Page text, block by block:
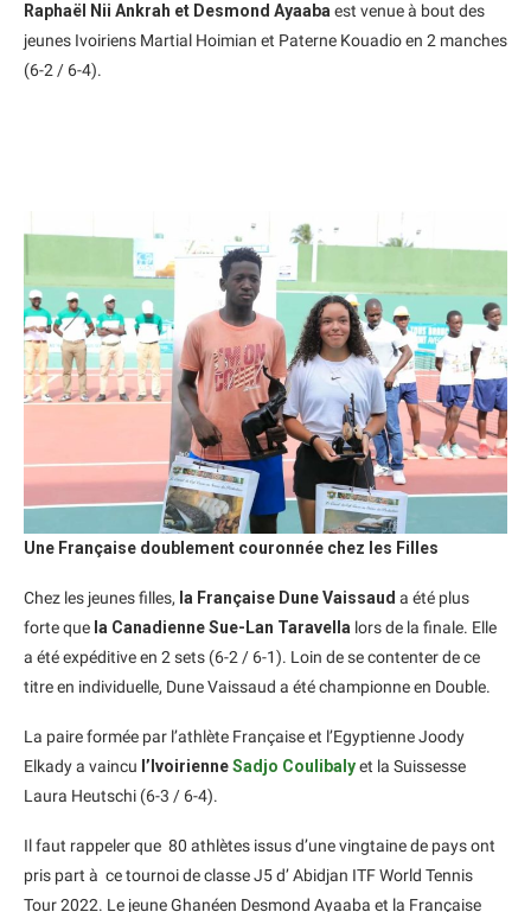
Raphaël Nii Ankrah et Desmond Ayaabaest venue à bout des
jeunes Ivoiriens Martial Hoimian et Paterne Kouadio en 2 manches
(6-2 / 6-4).
Une Française doublement couronnée chez les Filles
Chez les jeunes filles, la Française Dune Vaissaud a été plus
forte que la Canadienne Sue-Lan Taravella lors de la finale. Elle
a été expéditive en 2 sets (6-2 / 6-1). Loin de se contenter de ce
titre en individuelle, Dune Vaissaud a été championne en Double.
La paire formée par l’athlète Française et l’Egyptienne Joody
Elkady a vaincu l’IvoirienneSadjo Coulibalyet la Suissesse
Laura Heutschi (6-3 / 6-4).
Il faut rappeler que 80 athlètes issus d’une vingtaine de pays ont
pris part à ce tournoi de classe J5 d’ Abidjan ITF World Tennis
Tour 2022. Le jeune Ghanéen Desmond Ayaaba et la Française